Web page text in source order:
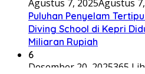
Agustus 7, 2025Agustus
Puluhan Penyelam
Diving School di Kepri
Miliaran Rupiah
6
Desember 20, 2025365